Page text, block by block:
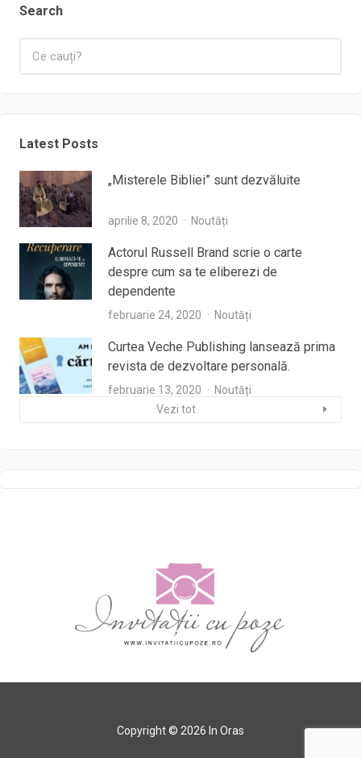
Search
Latest Posts
„Misterele Bibliei” sunt dezvăluite
aprilie 8, 2020 Noutăți
Actorul Russell Brand scrie o carte
despre cum sa te eliberezi de
dependente
februarie 24, 2020 Noutăți
Curtea Veche Publishing lansează prima
revista de dezvoltare personală.
februarie 13, 2020
Noutăți
Vezi tot
Copyright © 2026 In Oras